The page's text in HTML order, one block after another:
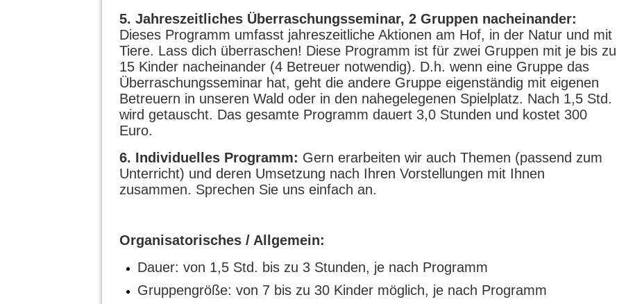
5. Jahreszeitliches Überraschungsseminar, 2 Gruppen nacheinander:
Dieses Programm umfasst jahreszeitliche Aktionen am Hof, in der Natur und mit
Tiere. Lass dich überraschen! Diese Programm ist für zwei Gruppen mit je bis zu
15 Kinder nacheinander (4 Betreuer notwendig). D.h. wenn eine Gruppe das
Überraschungsseminar hat, geht die andere Gruppe eigenständig mit eigenen
Betreuern in unseren Wald oder in den nahegelegenen Spielplatz. Nach 1,5 Std.
wird getauscht. Das gesamte Programm dauert 3,0 Stunden und kostet 300
Euro.
6. Individuelles Programm: Gern erarbeiten wir auch Themen (passend zum
Unterricht) und deren Umsetzung nach Ihren Vorstellungen mit Ihnen
zusammen. Sprechen Sie uns einfach an.
Organisatorisches / Allgemein:
Dauer: von 1,5 Std. bis zu 3 Stunden, je nach Programm
Gruppengröße: von 7 bis zu 30 Kinder möglich, je nach Programm